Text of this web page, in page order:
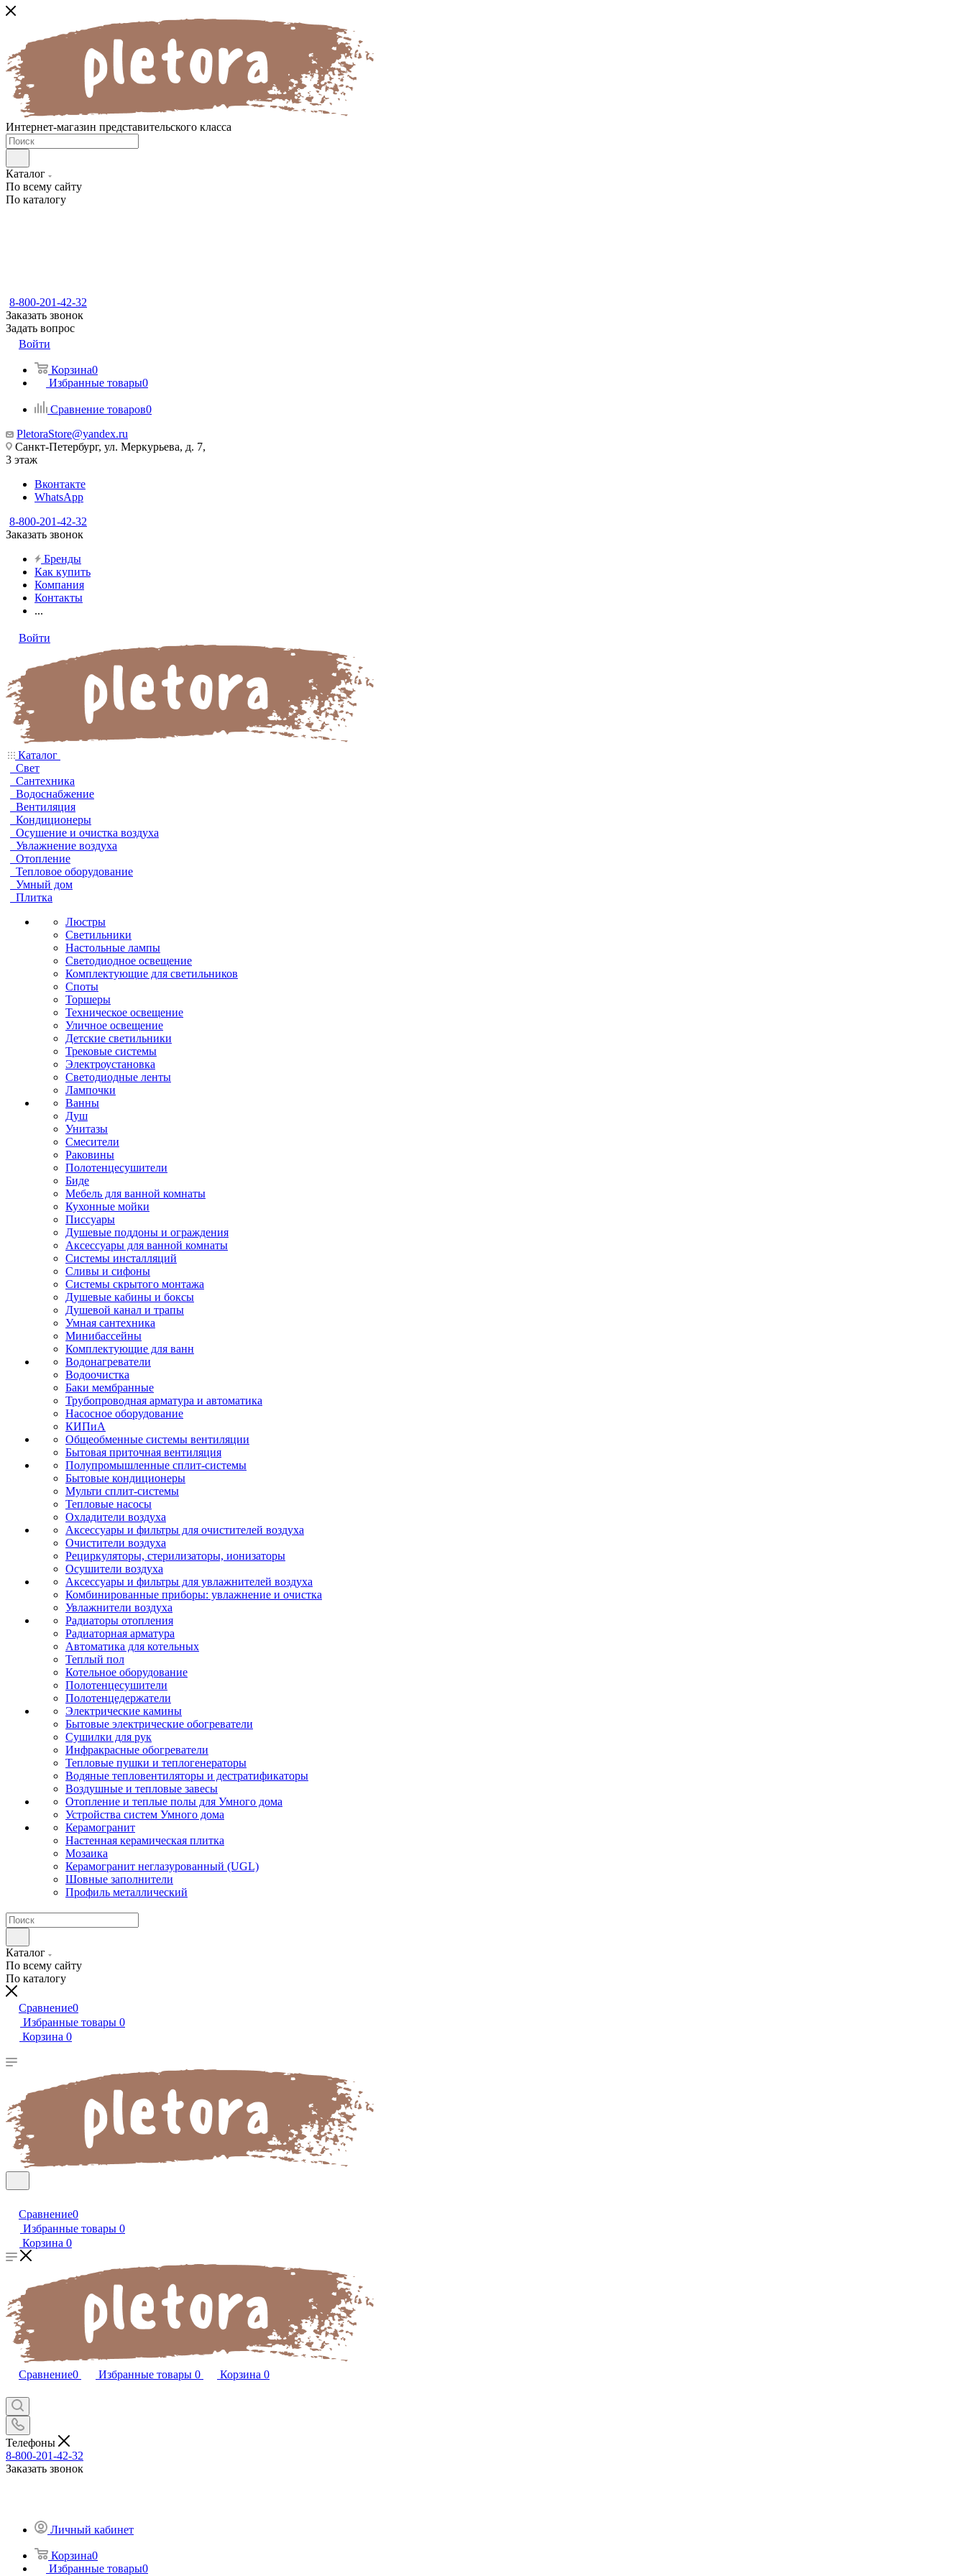
Интернет-магазин представительского класса
Каталог
По всему сайту
По каталогу
8-800-201-42-32
Заказать звонок
Задать вопрос
Войти
Корзина0
Избранные товары0
Сравнение товаров0
PletoraStore@yandex.ru
Санкт-Петербург, ул. Меркурьева, д. 7,
3 этаж
Вконтакте
WhatsApp
8-800-201-42-32
Заказать звонок
Бренды
Как купить
Компания
Контакты
...
Войти
Каталог
Свет
Сантехника
Водоснабжение
Вентиляция
Кондиционеры
Осушение и очистка воздуха
Увлажнение воздуха
Отопление
Тепловое оборудование
Умный дом
Плитка
Люстры
Светильники
Настольные лампы
Светодиодное освещение
Комплектующие для светильников
Споты
Торшеры
Техническое освещение
Уличное освещение
Детские светильники
Трековые системы
Электроустановка
Светодиодные ленты
Лампочки
Ванны
Душ
Унитазы
Смесители
Раковины
Полотенцесушители
Биде
Мебель для ванной комнаты
Кухонные мойки
Писсуары
Душевые поддоны и ограждения
Аксессуары для ванной комнаты
Системы инсталляций
Сливы и сифоны
Системы скрытого монтажа
Душевые кабины и боксы
Душевой канал и трапы
Умная сантехника
Минибассейны
Комплектующие для ванн
Водонагреватели
Водоочистка
Баки мембранные
Трубопроводная арматура и автоматика
Насосное оборудование
КИПиА
Общеобменные системы вентиляции
Бытовая приточная вентиляция
Полупромышленные сплит-системы
Бытовые кондиционеры
Мульти сплит-системы
Тепловые насосы
Охладители воздуха
Аксессуары и фильтры для очистителей воздуха
Очистители воздуха
Рециркуляторы, стерилизаторы, ионизаторы
Осушители воздуха
Аксессуары и фильтры для увлажнителей воздуха
Комбинированные приборы: увлажнение и очистка
Увлажнители воздуха
Радиаторы отопления
Радиаторная арматура
Автоматика для котельных
Теплый пол
Котельное оборудование
Полотенцесушители
Полотенцедержатели
Электрические камины
Бытовые электрические обогреватели
Сушилки для рук
Инфракрасные обогреватели
Тепловые пушки и теплогенераторы
Водяные тепловентиляторы и дестратификаторы
Воздушные и тепловые завесы
Отопление и теплые полы для Умного дома
Устройства систем Умного дома
Керамогранит
Настенная керамическая плитка
Мозаика
Керамогранит неглазурованный (UGL)
Шовные заполнители
Профиль металлический
Каталог
По всему сайту
По каталогу
Сравнение0
Избранные товары 0
Корзина 0
Сравнение0
Избранные товары 0
Корзина 0
Сравнение0 Избранные товары 0 Корзина 0
Телефоны
8-800-201-42-32
Заказать звонок
Личный кабинет
Корзина0
Избранные товары0